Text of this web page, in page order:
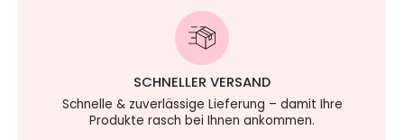
SCHNELLER VERSAND
Schnelle & zuverlässige Lieferung – damit Ihre
Produkte rasch bei Ihnen ankommen.